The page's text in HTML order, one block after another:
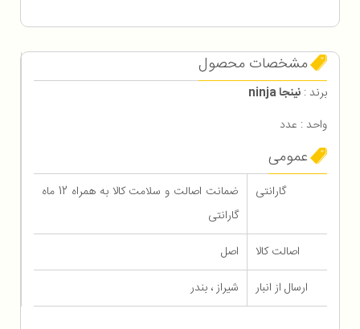
مشخصات محصول
برند : نینجا ninja
واحد : عدد
عمومی
گارانتی
ضمانت اصالت و سلامت کالا به همراه 12 ماه
گارانتی
اصالت کالا
اصل
ارسال از انبار
شیراز ، بندر